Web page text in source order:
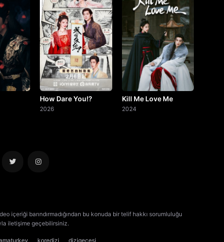
How Dare You!?
2026
Kill Me Love Me
2024
içeriği barındırmadığından bu konuda bir telif hakkı sorumluluğu
iletişime geçebilirsiniz.
koredizi dizigecesi